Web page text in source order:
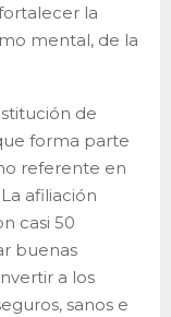
la
mental, de la
de
forma parte
referente en
afiliación
casi 50
buenas
a los
sanos e